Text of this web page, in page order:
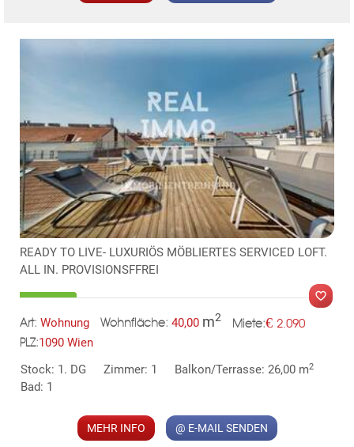
TE
KLIS
READY TO LIVE- LUXURIÖS MÖBLIERTES SERVICED LOFT.
ALL IN. PROVISIONSFFREI
Art: Wohnung Wohnfläche: 40,00 m2 Miete:€ 2.090
PLZ:1090 Wien
Stock: 1. DG
Zimmer: 1 Balkon/Terrasse: 26,00 m2
Bad: 1
MEHR INFO @ E-MAIL SENDEN